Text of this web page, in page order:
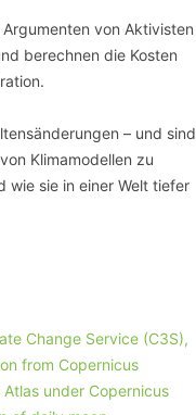
von Aktivisten
berechnen die Kosten
– und sind
Klimamodellen zu
wie sie in einer Welt tiefer